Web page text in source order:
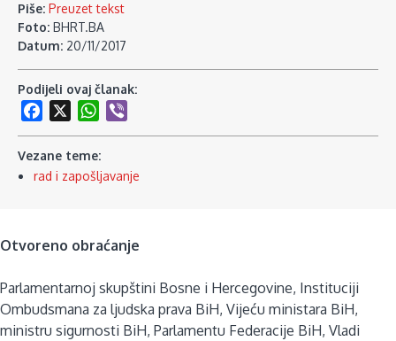
Piše: Preuzet tekst
Foto: BHRT.BA
Datum: 20/11/2017
Podijeli ovaj članak:
Facebook
WhatsApp
Vezane teme:
rad i zapošljavanje
Otvoreno obraćanje
Parlamentarnoj skupštini Bosne i Hercegovine, Instituciji
Ombudsmana za ljudska prava BiH, Vijeću ministara BiH,
ministru sigurnosti BiH, Parlamentu Federacije BiH, Vladi